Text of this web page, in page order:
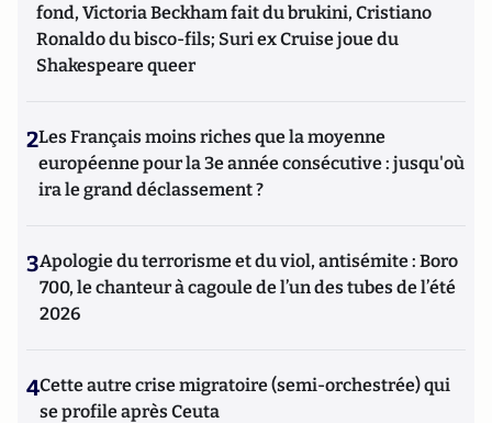
fond, Victoria Beckham fait du brukini, Cristiano
Ronaldo du bisco-fils; Suri ex Cruise joue du
Shakespeare queer
2Les Français moins riches que la moyenne
européenne pour la 3e année consécutive : jusqu'où
ira le grand déclassement ?
3Apologie du terrorisme et du viol, antisémite : Boro
700, le chanteur à cagoule de l’un des tubes de l’été
2026
4Cette autre crise migratoire (semi-orchestrée) qui
se profile après Ceuta